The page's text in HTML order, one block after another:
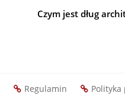
Czym jest dług
Regulamin Polityka